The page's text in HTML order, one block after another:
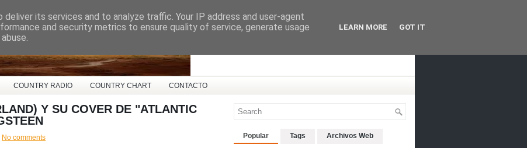
COUNTRY RADIO COUNTRY CHART CONTACTO
Y SU COVER DE "ATLANTIC
No comments Popular Tags Archivos Web
its services and to analyze traffic. Your IP address and user-agent
and security metrics to ensure quality of service, generate usage
LEARN MORE GOT IT